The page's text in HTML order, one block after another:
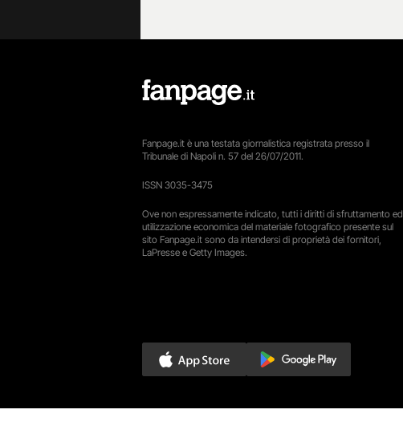
Fanpage.it è una testata giornalistica registrata presso il
Tribunale di Napoli n. 57 del 26/07/2011.
ISSN 3035-3475
Ove non espressamente indicato, tutti i diritti di sfruttamento ed
utilizzazione economica del materiale fotografico presente sul
sito Fanpage.it sono da intendersi di proprietà dei fornitori,
LaPresse e Getty Images.